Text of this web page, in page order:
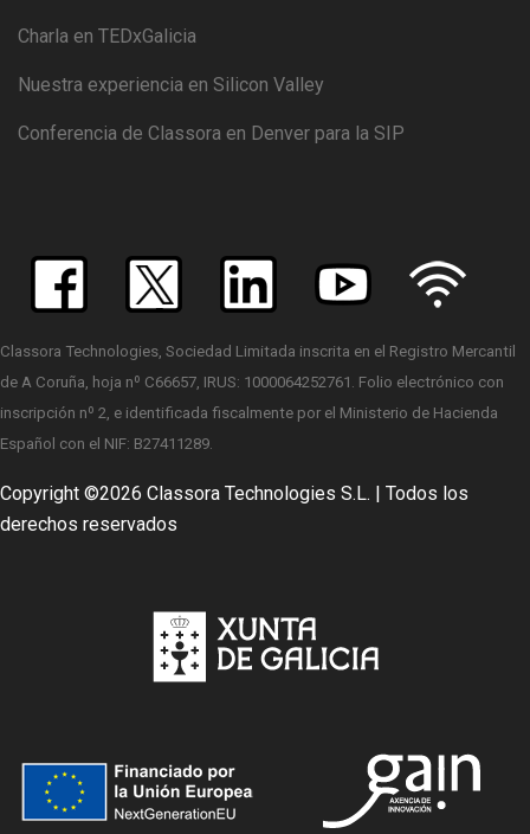
Charla en TEDxGalicia
Nuestra experiencia en Silicon Valley
Conferencia de Classora en Denver para la SIP
Classora Technologies, Sociedad Limitada inscrita en el Registro Mercantil
de A Coruña, hoja nº C66657, IRUS: 1000064252761. Folio electrónico con
inscripción nº 2, e identificada fiscalmente por el Ministerio de Hacienda
Español con el NIF: B27411289.
Copyright ©2026 Classora Technologies S.L. | Todos los
derechos reservados